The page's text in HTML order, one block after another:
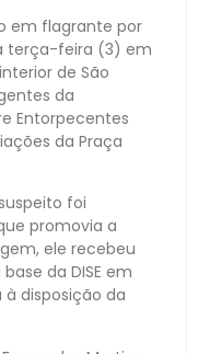
em flagrante por
terça-feira (3) em
de São
da
Entorpecentes
da Praça
foi
promovia a
ele recebeu
da DISE em
disposição da